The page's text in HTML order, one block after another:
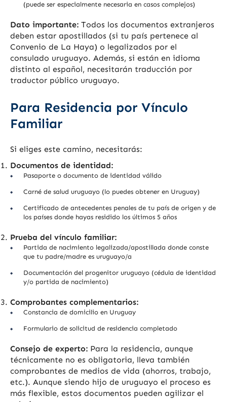
(puede ser especialmente necesaria en casos complejos)
Dato importante: Todos los documentos extranjeros
deben estar apostillados (si tu país pertenece al
Convenio de La Haya) o legalizados por el
consulado uruguayo. Además, si están en idioma
distinto al español, necesitarán traducción por
traductor público uruguayo.
Para Residencia por Vínculo
Familiar
Si eliges este camino, necesitarás:
Documentos de identidad:
Pasaporte o documento de identidad válido
Carné de salud uruguayo (lo puedes obtener en Uruguay)
Certificado de antecedentes penales de tu país de origen y de
los países donde hayas residido los últimos 5 años
Prueba del vínculo familiar:
Partida de nacimiento legalizada/apostillada donde conste
que tu padre/madre es uruguayo/a
Documentación del progenitor uruguayo (cédula de identidad
y/o partida de nacimiento)
Comprobantes complementarios:
Constancia de domicilio en Uruguay
Formulario de solicitud de residencia completado
Consejo de experto: Para la residencia, aunque
técnicamente no es obligatoria, lleva también
comprobantes de medios de vida (ahorros, trabajo,
etc.). Aunque siendo hijo de uruguayo el proceso es
más flexible, estos documentos pueden agilizar el